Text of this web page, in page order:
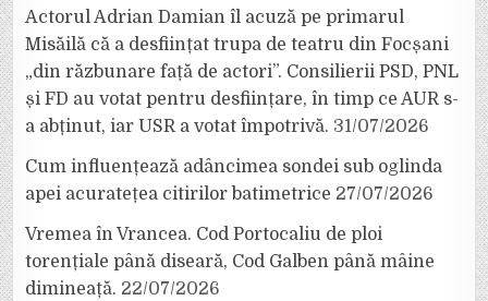
Actorul Adrian Damian îl acuză pe primarul
Misăilă că a desființat trupa de teatru din Focșani
„din răzbunare față de actori”. Consilierii PSD, PNL
și FD au votat pentru desființare, în timp ce AUR s-
a abținut, iar USR a votat împotrivă. 31/07/2026
Cum influențează adâncimea sondei sub oglinda
apei acuratețea citirilor batimetrice 27/07/2026
Vremea în Vrancea. Cod Portocaliu de ploi
torențiale până diseară, Cod Galben până mâine
dimineață. 22/07/2026